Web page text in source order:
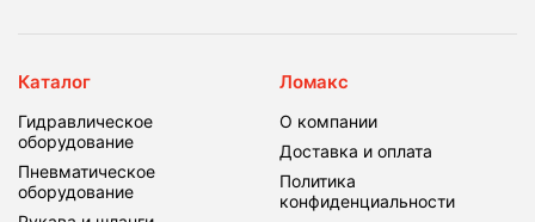
Каталог
Гидравлическое
оборудование
Пневматическое
оборудование
Ломакс
О компании
Доставка и оплата
Политика
конфиденциальности